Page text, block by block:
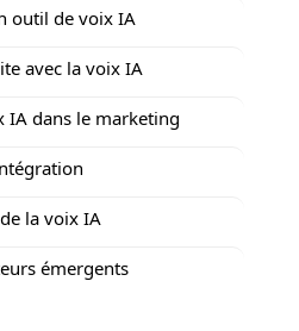
outil de voix IA
avec la voix IA
dans le marketing
la voix IA
émergents